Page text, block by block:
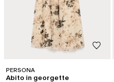
PERSONA
Abito in georgette